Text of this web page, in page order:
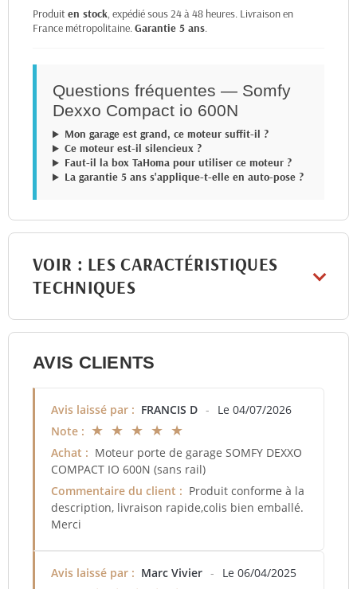
Produit en stock, expédié sous 24 à 48 heures. Livraison en
France métropolitaine.Garantie 5 ans.
Questions fréquentes — Somfy
Dexxo Compact io 600N
Mon garage est grand, ce moteur suffit-il ?
Ce moteur est-il silencieux ?
Faut-il la box TaHoma pour utiliser ce moteur ?
La garantie 5 ans s'applique-t-elle en auto-pose ?
VOIR : LES CARACTÉRISTIQUES
TECHNIQUES
AVIS CLIENTS
Avis laissé par : FRANCIS D -
Le 04/07/2026
Note : ★ ★ ★ ★ ★
Achat : Moteur porte de garage SOMFY DEXXO
COMPACT IO 600N (sans rail)
Commentaire du client : Produit conforme à la
description, livraison rapide,colis bien emballé.
Merci
Avis laissé par : Marc Vivier -
Le 06/04/2025